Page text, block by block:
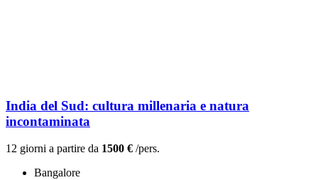
India del Sud: cultura millenaria e natura
incontaminata
12 giorni a partire da 1500 € /pers.
Bangalore